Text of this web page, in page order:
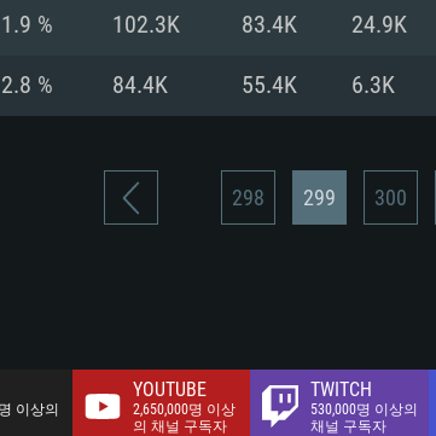
% 102.3K 83.4K 24.9K
% 84.4K 55.4K 6.3K
298 299 300
이상의
YOUTUBE
2,650,000명 이상
의 채널 구독자
TWITCH
530,000명 이상의
채널 구독자